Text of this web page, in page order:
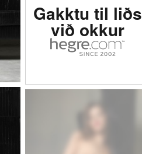
Gakktu til liðs
við okkur